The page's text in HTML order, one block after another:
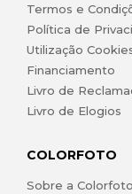
Termos e
Política de
Utilização
Financiamento
Livro de
Livro de Elogios
COLORFOTO
Sobre a Colorfoto